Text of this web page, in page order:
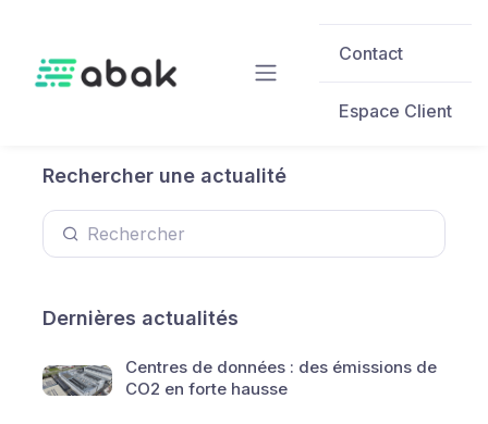
Contact
Espace Client
Rechercher une actualité
Dernières actualités
Centres de données : des émissions de
CO2 en forte hausse